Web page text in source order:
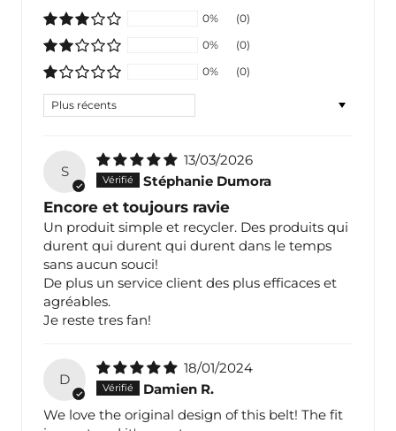
0%
(0)
0%
(0)
0%
(0)
Sort by
S
13/03/2026
Stéphanie Dumora
Encore et toujours ravie
Un produit simple et recycler. Des produits qui
durent qui durent qui durent dans le temps
sans aucun souci!
De plus un service client des plus efficaces et
agréables.
Je reste tres fan!
D
18/01/2024
Damien R.
We love the original design of this belt! The fit